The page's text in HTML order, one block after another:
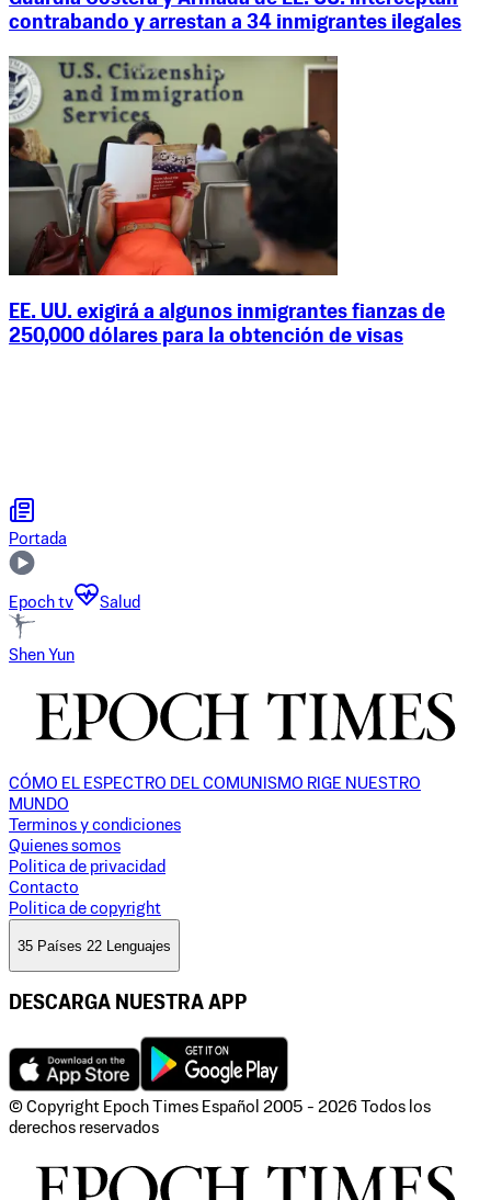
contrabando y arrestan a 34 inmigrantes ilegales
EE. UU. exigirá a algunos inmigrantes fianzas de
250,000 dólares para la obtención de visas
Portada
Epoch tv Salud
Shen Yun
CÓMO EL ESPECTRO DEL COMUNISMO RIGE NUESTRO
MUNDO
Terminos y condiciones
Quienes somos
Politica de privacidad
Contacto
Politica de copyright
35 Países 22 Lenguajes
DESCARGA NUESTRA APP
© Copyright Epoch Times Español 2005 - 2026 Todos los
derechos reservados